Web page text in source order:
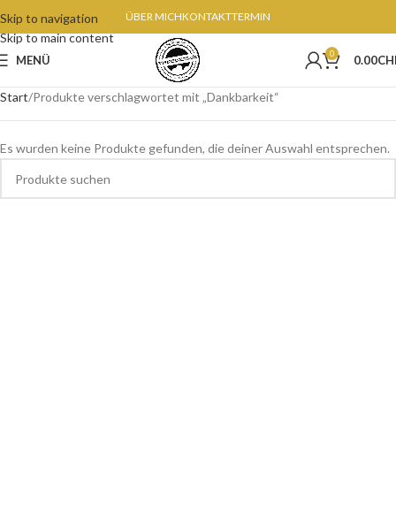
Skip to navigation
Skip to main content
ÜBER MICHKONTAKTTERMIN
MENÜ 0 0.00
Start Produkte verschlagwortet mit „Dankbarkeit“
Es wurden keine Produkte gefunden, die deiner Auswahl entsprechen.